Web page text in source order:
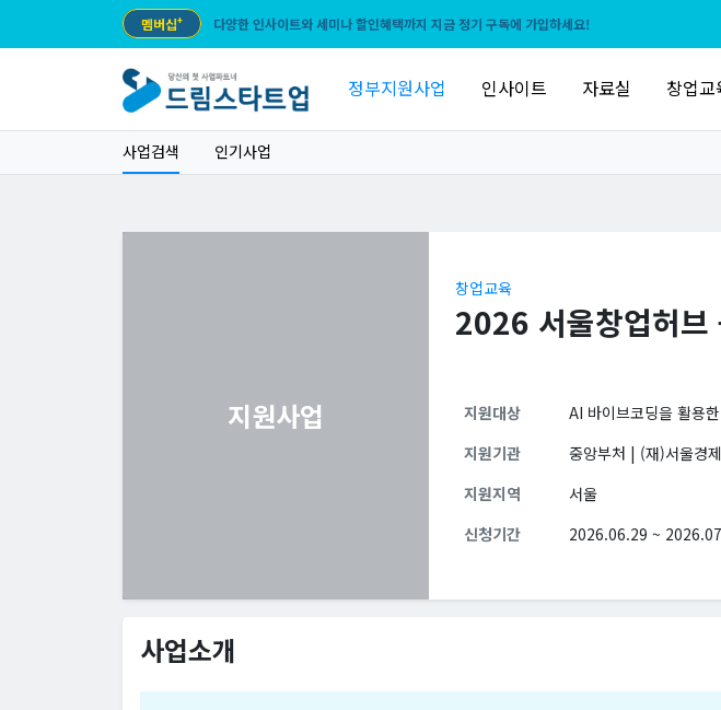
멤버십+ 다양한 인사이트와 세미나 할인혜택까지 지금 정기 구독에 가입하세요!
정부지원사업 인사이트 자료실 창업교
사업검색 인기사업
지원사업
창업교육
2026 서울창업허브
지원대상
AI 바이브코딩을 활용
지원기관
중앙부처 | (재)서울경
지원지역
서울
신청기간
2026.06.29 ~
사업소개